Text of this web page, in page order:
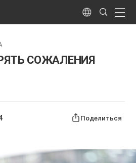
Language
Search
Submit
СОЖАЛЕНИЯ
Поделиться